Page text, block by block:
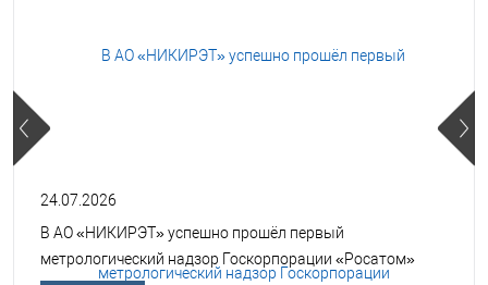
24.07.2026
В АО «НИКИРЭТ» успешно прошёл первый
метрологический надзор Госкорпорации «Росатом»